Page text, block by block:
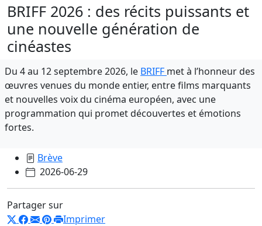
BRIFF 2026 : des récits puissants et
une nouvelle génération de
cinéastes
Du 4 au 12 septembre 2026, le BRIFF met à l’honneur des
œuvres venues du monde entier, entre films marquants
et nouvelles voix du cinéma européen, avec une
programmation qui promet découvertes et émotions
fortes.
Brève
2026-06-29
Partager sur
Imprimer